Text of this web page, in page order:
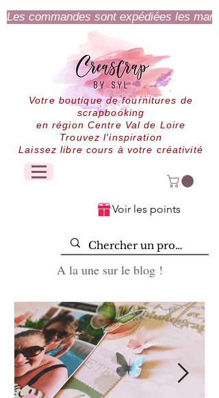
Les commandes sont expédiées les
Votre boutique de fournitures de
scrapbooking
en région Centre Val de Loire
Trouvez l'inspiration
Laissez libre cours à votre créativité
Voir les points
A la une sur le blog !